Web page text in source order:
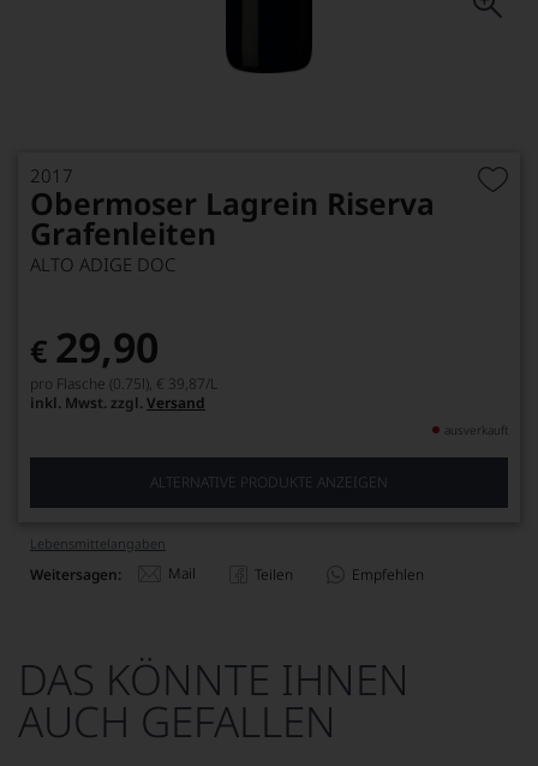
2017
Obermoser Lagrein Riserva
Grafenleiten
ALTO ADIGE DOC
€ 29,90
pro Flasche (0.75l), € 39,87/L
inkl. Mwst. zzgl. Versand
ausverkauft
ALTERNATIVE PRODUKTE ANZEIGEN
Lebensmittel­angaben
Weitersagen: Mail Teilen Empfehlen
DAS KÖNNTE IHNEN
AUCH GEFALLEN